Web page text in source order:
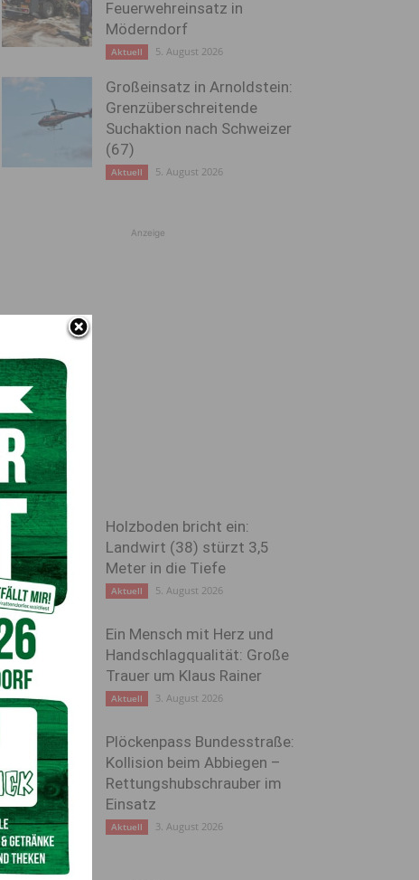
Feuerwehreinsatz in
Möderndorf
Aktuell 5. August 2026
Großeinsatz in Arnoldstein:
Grenzüberschreitende
Suchaktion nach Schweizer
(67)
Aktuell 5. August 2026
Anzeige
Holzboden bricht ein:
Landwirt (38) stürzt 3,5
Meter in die Tiefe
Aktuell 5. August 2026
Ein Mensch mit Herz und
Handschlagqualität: Große
Trauer um Klaus Rainer
Aktuell 3. August 2026
Plöckenpass Bundesstraße:
Kollision beim Abbiegen –
Rettungshubschrauber im
Einsatz
Aktuell 3. August 2026